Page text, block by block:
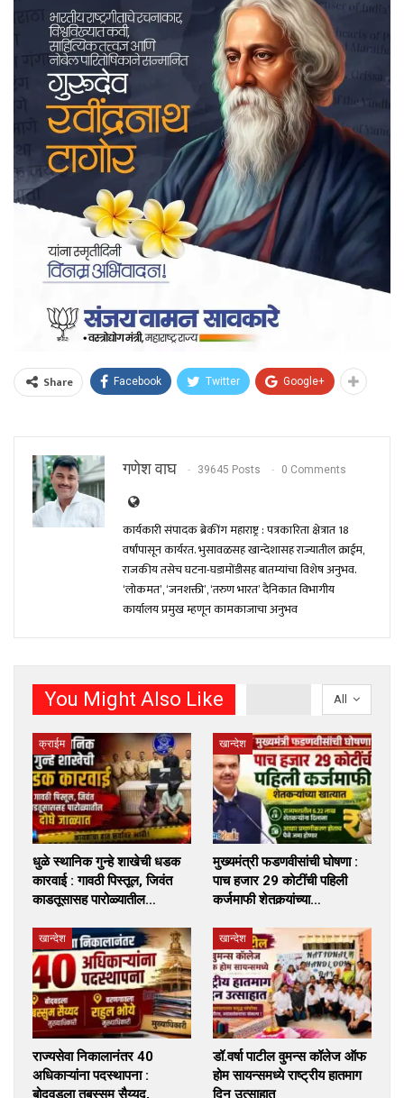
Share Facebook Twitter Google+
गणेश वाघ 39645 Posts 0 Comments
कार्यकारी संपादक ब्रेकींग महाराष्ट्र : पत्रकारिता क्षेत्रात 18
वर्षांपासून कार्यरत. भुसावळसह खान्देशासह राज्यातील क्राईम,
राजकीय तसेच घटना-घडामोंडीसह बातम्यांचा विशेष अनुभव.
‘लोकमत’, ‘जनशक्ती’, ‘तरुण भारत’ दैनिकात विभागीय
कार्यालय प्रमुख म्हणून कामकाजाचा अनुभव
All
You Might Also Like
क्राईम
धुळे स्थानिक गुन्हे शाखेची धडक
कारवाई : गावठी पिस्तूल, जिवंत
काडतूसासह पारोळ्यातील…
खान्देश
मुख्यमंत्री फडणवीसांची घोषणा :
पाच हजार 29 कोटींची पहिली
कर्जमाफी शेतकर्‍यांच्या…
खान्देश
राज्यसेवा निकालानंतर 40
अधिकाऱ्यांना पदस्थापना :
बोदवडला तबस्सुम सैय्यद,
खान्देश
डॉ.वर्षा पाटील वुमन्स कॉलेज ऑफ
होम सायन्समध्ये राष्ट्रीय हातमाग
दिन उत्साहात